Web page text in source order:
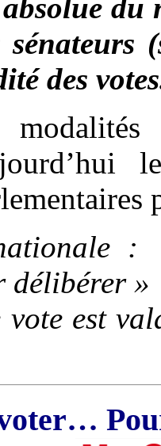
du
des
délibérer »
est